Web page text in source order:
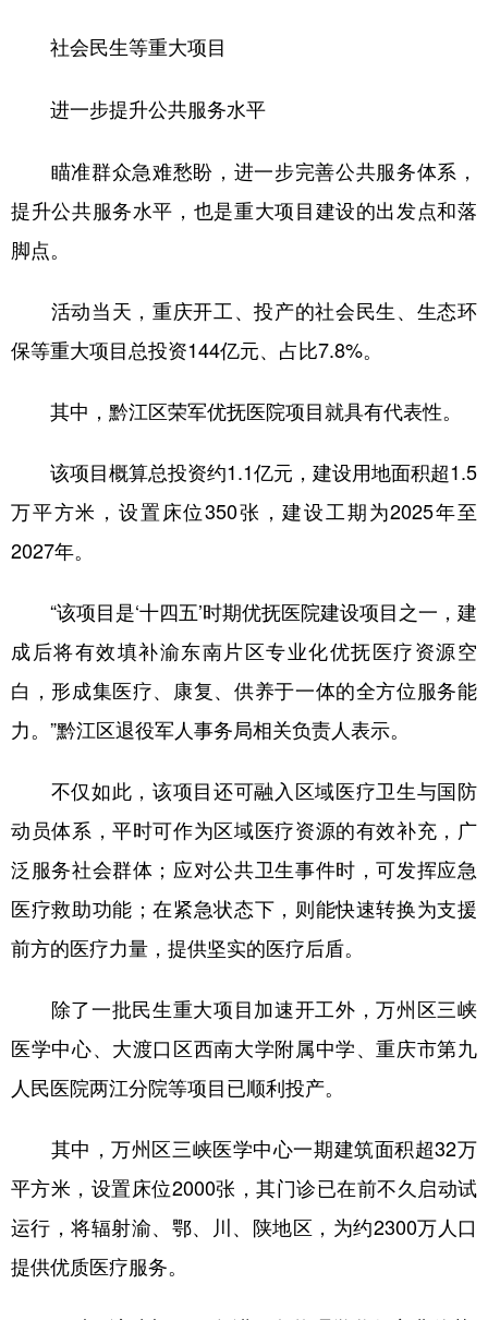
社会民生等重大项目
进一步提升公共服务水平
瞄准群众急难愁盼，进一步完善公共服务体系，
提升公共服务水平，也是重大项目建设的出发点和落
脚点。
活动当天，重庆开工、投产的社会民生、生态环
保等重大项目总投资144亿元、占比7.8%。
其中，黔江区荣军优抚医院项目就具有代表性。
该项目概算总投资约1.1亿元，建设用地面积超1.5
万平方米，设置床位350张，建设工期为2025年至
2027年。
“该项目是‘十四五’时期优抚医院建设项目之一，建
成后将有效填补渝东南片区专业化优抚医疗资源空
白，形成集医疗、康复、供养于一体的全方位服务能
力。”黔江区退役军人事务局相关负责人表示。
不仅如此，该项目还可融入区域医疗卫生与国防
动员体系，平时可作为区域医疗资源的有效补充，广
泛服务社会群体；应对公共卫生事件时，可发挥应急
医疗救助功能；在紧急状态下，则能快速转换为支援
前方的医疗力量，提供坚实的医疗后盾。
除了一批民生重大项目加速开工外，万州区三峡
医学中心、大渡口区西南大学附属中学、重庆市第九
人民医院两江分院等项目已顺利投产。
其中，万州区三峡医学中心一期建筑面积超32万
平方米，设置床位2000张，其门诊已在前不久启动试
运行，将辐射渝、鄂、川、陕地区，为约2300万人口
提供优质医疗服务。